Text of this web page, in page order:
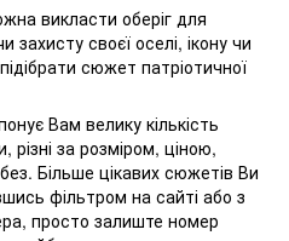
викласти оберіг для
захисту своєї оселі, ікону чи
сюжет патріотичної
Вам велику кількість
різні за розміром, ціною,
Більше цікавих сюжетів Ви
фільтром на сайті або з
просто залиште номер